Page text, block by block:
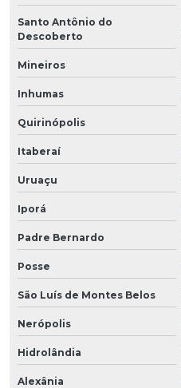
Santo Antônio do
Descoberto
Mineiros
Inhumas
Quirinópolis
Itaberaí
Uruaçu
Iporá
Padre Bernardo
Posse
São Luís de Montes Belos
Nerópolis
Hidrolândia
Alexânia